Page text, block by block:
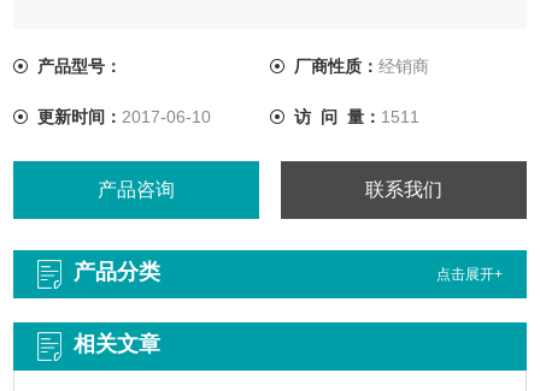
产品型号： 厂商性质： 经销商
更新时间： 2017-06-10 访 问 量： 1511
产品咨询 联系我们
产品分类 点击展开+
相关文章